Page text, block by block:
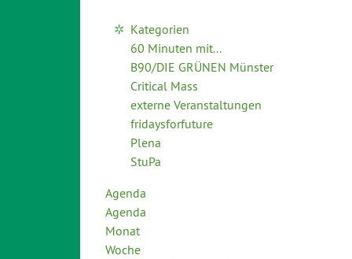
Kategorien
60 Minuten mit...
B90/DIE GRÜNEN Münster
Critical Mass
externe Veranstaltungen
fridaysforfuture
Plena
StuPa
Agenda
Agenda
Monat
Woche